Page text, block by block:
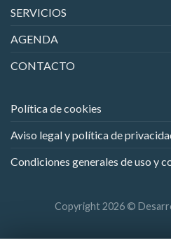
SERVICIOS
AGENDA
CONTACTO
Política de cookies
Aviso legal y política de
Condiciones generales de uso y
Copyright 2026 ©